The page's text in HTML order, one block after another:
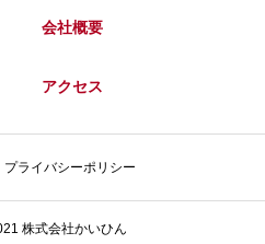
会社概要
アクセス
プライバシーポリシー
株式会社かいひん